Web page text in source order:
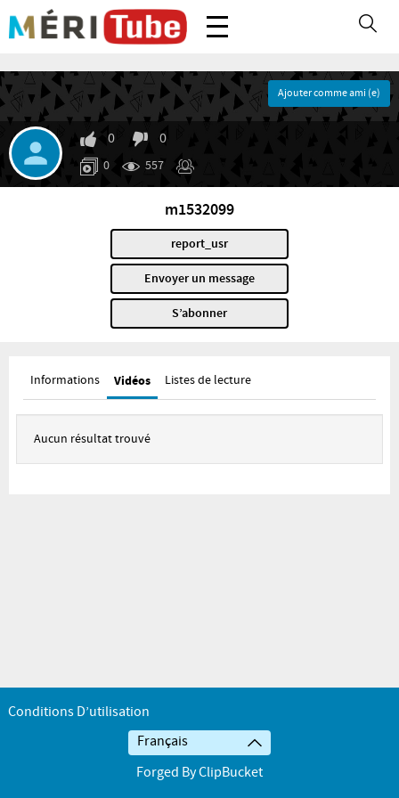
0 0
0 557
Ajouter comme ami (e)
m1532099
report_usr
Envoyer un message
S’abonner
Informations Vidéos Listes de lecture
Aucun résultat trouvé
Conditions D’utilisation
Français
Forged By ClipBucket